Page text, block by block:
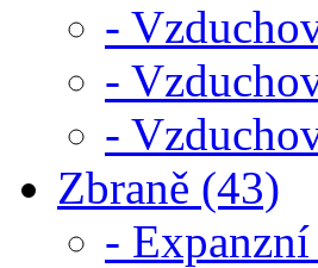
-
-
-
Zbraně (43)
-